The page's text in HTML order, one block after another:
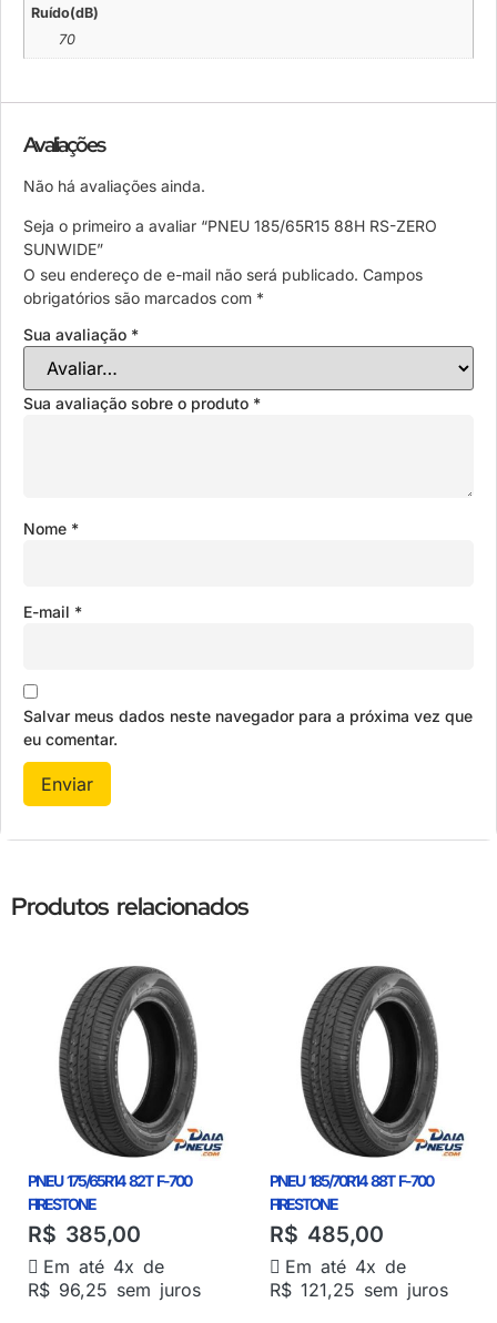
Ruído(dB)
70
Avaliações
Não há avaliações ainda.
Seja o primeiro a avaliar “PNEU 185/65R15 88H RS-ZERO
SUNWIDE”
O seu endereço de e-mail não será publicado. Campos
obrigatórios são marcados com *
Sua avaliação *
Sua avaliação sobre o produto *
Nome *
E-mail *
Salvar meus dados neste navegador para a próxima vez que
eu comentar.
Produtos relacionados
PNEU 175/65R14 82T F-700
FIRESTONE
R$ 385,00
Em até 4x de
R$ 96,25 sem juros
PNEU 185/70R14 88T F-700
FIRESTONE
R$ 485,00
Em até 4x de
R$121,25 sem juros